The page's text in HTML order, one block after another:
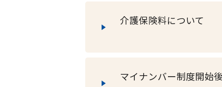
介護保険料について
マイナンバー制度開始